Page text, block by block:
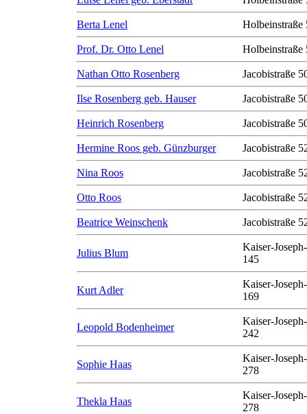
Berta Lenel Holbeinstraße
Prof. Dr. Otto Lenel Holbeinstraße
Nathan Otto Rosenberg Jacobistraße
Ilse Rosenberg geb. Hauser Jacobistraße
Heinrich Rosenberg Jacobistraße
Hermine Roos geb. Günzburger Jacobistraße
Nina Roos Jacobistraße
Otto Roos Jacobistraße
Beatrice Weinschenk Jacobistraße
Julius Blum
Kaiser-
145
Kurt Adler
Kaiser-
169
Leopold Bodenheimer
Kaiser-
242
Sophie Haas
Kaiser-
278
Thekla Haas
Kaiser-
278